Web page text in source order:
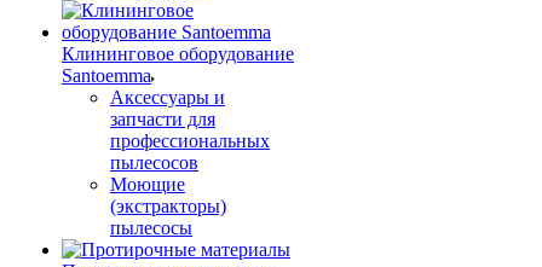
Клининговое оборудование
Santoemma
Аксессуары и
запчасти для
профессиональных
пылесосов
Моющие
(экстракторы)
пылесосы